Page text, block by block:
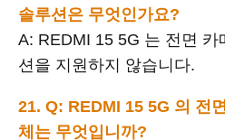
솔루션은 무엇인가요?
A: REDMI 15 5G 는 전면 카
션을 지원하지 않습니다.
21. Q: REDMI 15 5G 의 전
체는 무엇입니까?